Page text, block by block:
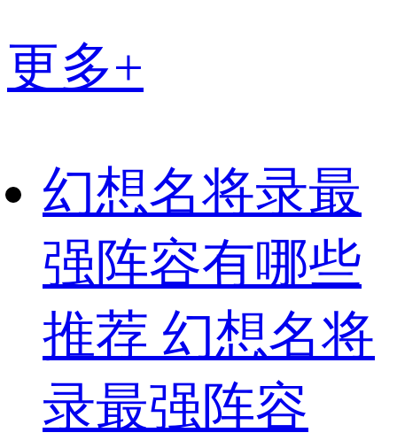
更多+
幻想名将录最
强阵容有哪些
推荐 幻想名将
录最强阵容